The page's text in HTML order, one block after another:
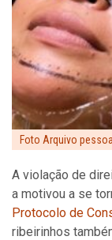
Foto Arquivo pessoal
A violação de
a motivou a se
Protocolo de
ribeirinhos